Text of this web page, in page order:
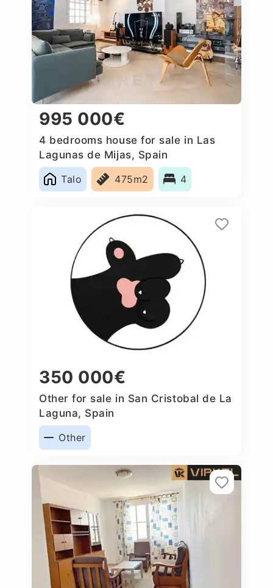
995 000€
4 bedrooms house for sale in Las
Lagunas de Mijas, Spain
Talo
475m2 4
350 000€
Other for sale in San Cristobal de La
Laguna, Spain
Other